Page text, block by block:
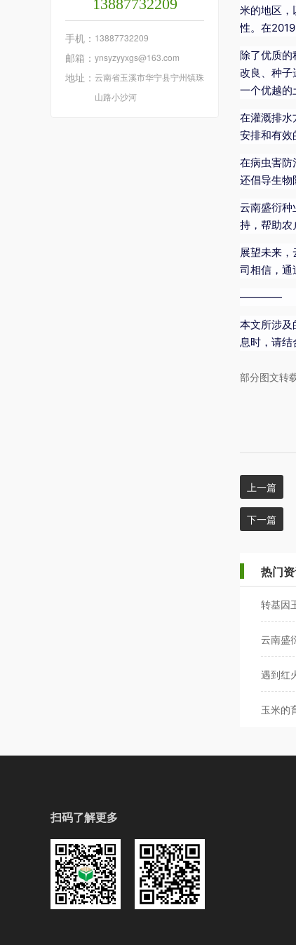
13887732209
手机： 13887732209
邮箱： ynsyzyyxgs@163.com
地址： 云南省玉溪市华宁县宁州镇珠
山路小沙河
米的地区
性。在
除了优质的
改良、种子
一个优越的
在灌溉排水
安排和有效
在病虫害防
还倡导生物
云南盛衍种
持，帮助农
展望未来
司相信，通
————
本文所涉及
息时，请结
部分图文转
上一篇
下一篇
热门
转基因
云南盛
遇到红
玉米的
扫码了解更多